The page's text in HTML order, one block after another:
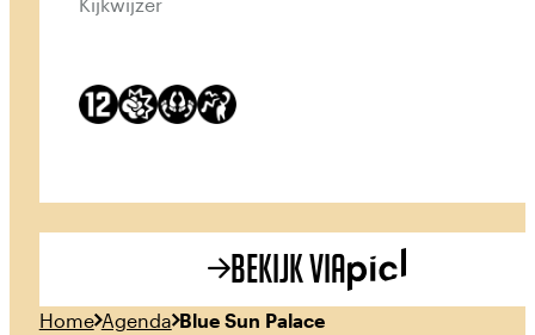
Home Agenda Blue Sun Palace
Kijkwijzer
Bekijk via